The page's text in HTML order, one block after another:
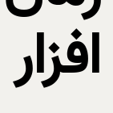
افزار